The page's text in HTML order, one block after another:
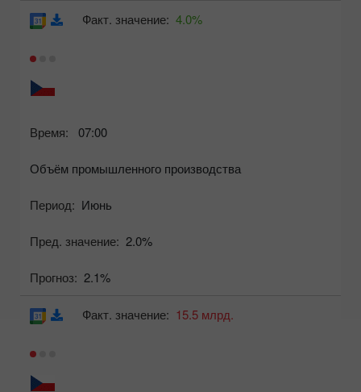
Время: 07:00
Объём промышленного производства
Период: Июнь
Пред. значение: 2.0%
Прогноз: 2.1%
Факт. значение: 4.0%
Факт. значение: 15.5 млрд.